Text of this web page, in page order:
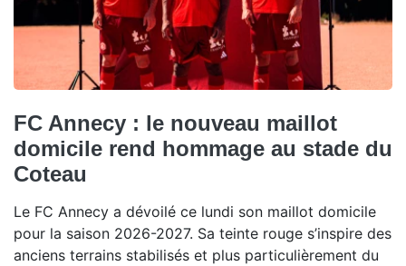
FC Annecy : le nouveau maillot
domicile rend hommage au stade du
Coteau
Le FC Annecy a dévoilé ce lundi son maillot domicile
pour la saison 2026-2027. Sa teinte rouge s’inspire des
anciens terrains stabilisés et plus particulièrement du